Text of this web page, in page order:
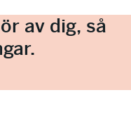
av dig, så